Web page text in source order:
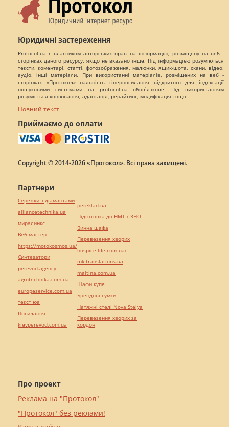
Юридичні застереження
Protocol.ua є власником авторських прав на інформацію, розміщену на веб -
сторінках даного ресурсу, якщо не вказано інше. Під інформацією розуміються
тексти, коментарі, статті, фотозображення, малюнки, ящик-шота, скани, відео,
аудіо, інші матеріали. При використанні матеріалів, розміщених на веб -
сторінках «Протокол» наявність гіперпосилання відкритого для індексації
пошуковими системами на protocol.ua обов`язкове. Під використанням
розуміється копіювання, адаптація, рерайтинг, модифікація тощо.
Повний текст
Приймаємо до оплати
Copyright © 2014-2026 «Протокол». Всі права захищені.
Про проект
Реклама на "Протокол"
"Протокол" без реклами!
Партнери
Сережки з діамантами
alliancetechnika.ua
миралинкс
Веб мастер
https://motokosmos.ua/
Синтезатори
perevod.agency
agrotechnika.com.ua
europeservice.com.ua
текст юа
Посилання
kievperevod.com.ua
pereklad.ua
Підготовка до НМТ / ЗНО
Винна шафа
Перевезення хворих
hospice-life.com.ua/
mk-translations.ua
maltina.com.ua
Шафи купе
Брендові сумки
Натяжні стелі Nova Stelya
Перевезення хворих за
кордон